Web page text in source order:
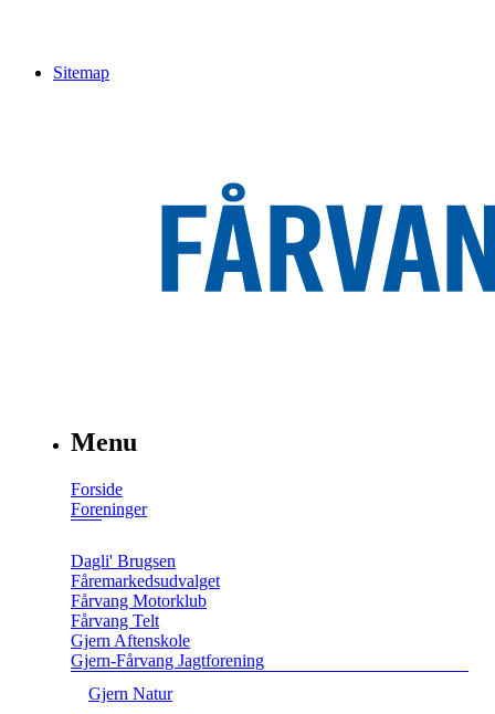
Sitemap
Menu
Forside
Foreninger
Dagli' Brugsen
Fåremarkedsudvalget
Fårvang Motorklub
Fårvang Telt
Gjern Aftenskole
Gjern-Fårvang Jagtforening
Gjern Natur